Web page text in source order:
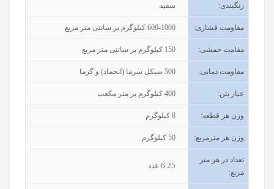
رنگبندی: سفید
مقاومت فشاری: 600-1000 کیلوگرم بر سانتی متر مربع
مقامت خمشی: 150 کیلوگرم بر سانتی متر مربع
مقاومت دمایی: 500 سیکل سرما (انجماد) و گرما
عیار بتن:
400 کیلوگرم بر متر مکعب
وزن هر قطعه: 8 کیلوگرم
وزن هر مترمربع: 50 کیلوگرم
تعداد در هر متر
مربع:
6.25 عدد